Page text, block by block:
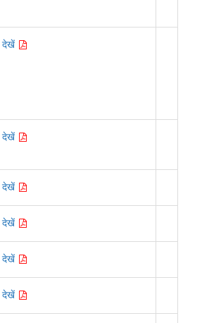
देखें
देखें
देखें
देखें
देखें
देखें